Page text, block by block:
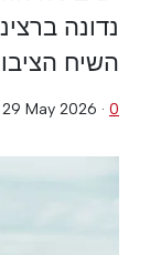
נדונה
השיח
29 May 2026 · 0 הערות